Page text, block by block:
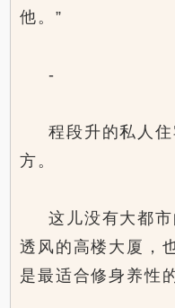
他。”
-
程段升的私人
方。
这儿没有大都
透风的高楼大厦，
是最适合修身养性